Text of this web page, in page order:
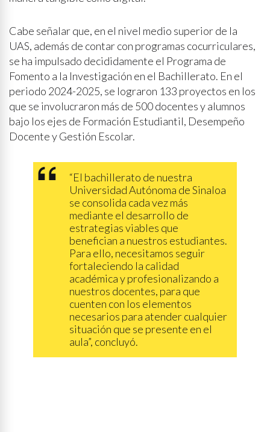
Cabe señalar que, en el nivel medio superior de la
UAS, además de contar con programas cocurriculares,
se ha impulsado decididamente el Programa de
Fomento a la Investigación en el Bachillerato. En el
periodo 2024-2025, se lograron 133 proyectos en los
que se involucraron más de 500 docentes y alumnos
bajo los ejes de Formación Estudiantil, Desempeño
Docente y Gestión Escolar.
“El bachillerato de nuestra
Universidad Autónoma de Sinaloa
se consolida cada vez más
mediante el desarrollo de
estrategias viables que
benefician a nuestros estudiantes.
Para ello, necesitamos seguir
fortaleciendo la calidad
académica y profesionalizando a
nuestros docentes, para que
cuenten con los elementos
necesarios para atender cualquier
situación que se presente en el
aula”, concluyó.